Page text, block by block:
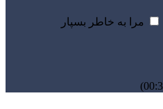
مرا به خاطر بسپار
)